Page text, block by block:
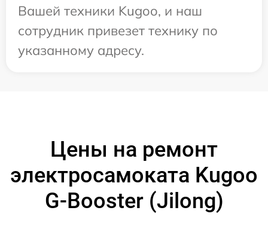
Вашей техники Kugoo, и наш
сотрудник привезет технику по
указанному адресу.
Цены на ремонт
электросамоката Kugoo
G-Booster (Jilong)